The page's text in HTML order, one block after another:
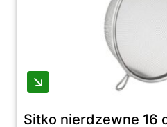
Sitko nierdzewne 16